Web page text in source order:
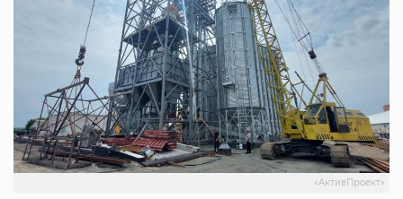
«АктивПроект»